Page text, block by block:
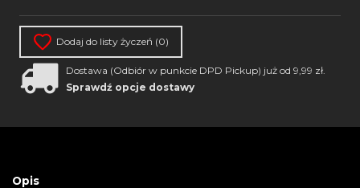
Dodaj do listy życzeń (0)
Dostawa (Odbiór w punkcie DPD Pickup) już od 9,99 zł.
Sprawdź opcje dostawy
Opis